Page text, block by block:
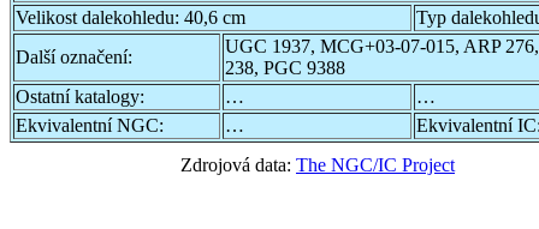
Velikost dalekohledu: 40,6 cm
Typ
Další označení:
UGC 1937, MCG+03-07-015, ARP
238, PGC 9388
Ostatní katalogy:
…
…
Ekvivalentní NGC:
…
Ekvivalentní
Zdrojová data: The NGC/IC Project